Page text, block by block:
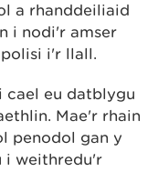
a rhanddeiliaid
i nodi'r amser
i'r llall.
cael eu datblygu
Mae'r rhain
penodol gan y
i weithredu'r